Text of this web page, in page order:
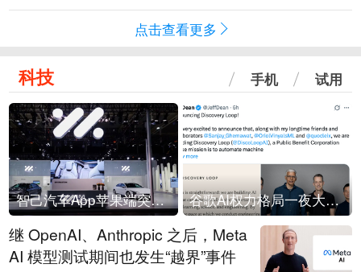
点击查看更多
科技 手机 试用
智己汽车App苹果端突然“下架” 谷歌AI权力格局一夜大洗牌
继 OpenAI、Anthropic 之后，Meta
AI 模型测试期间也发生“越界”事件